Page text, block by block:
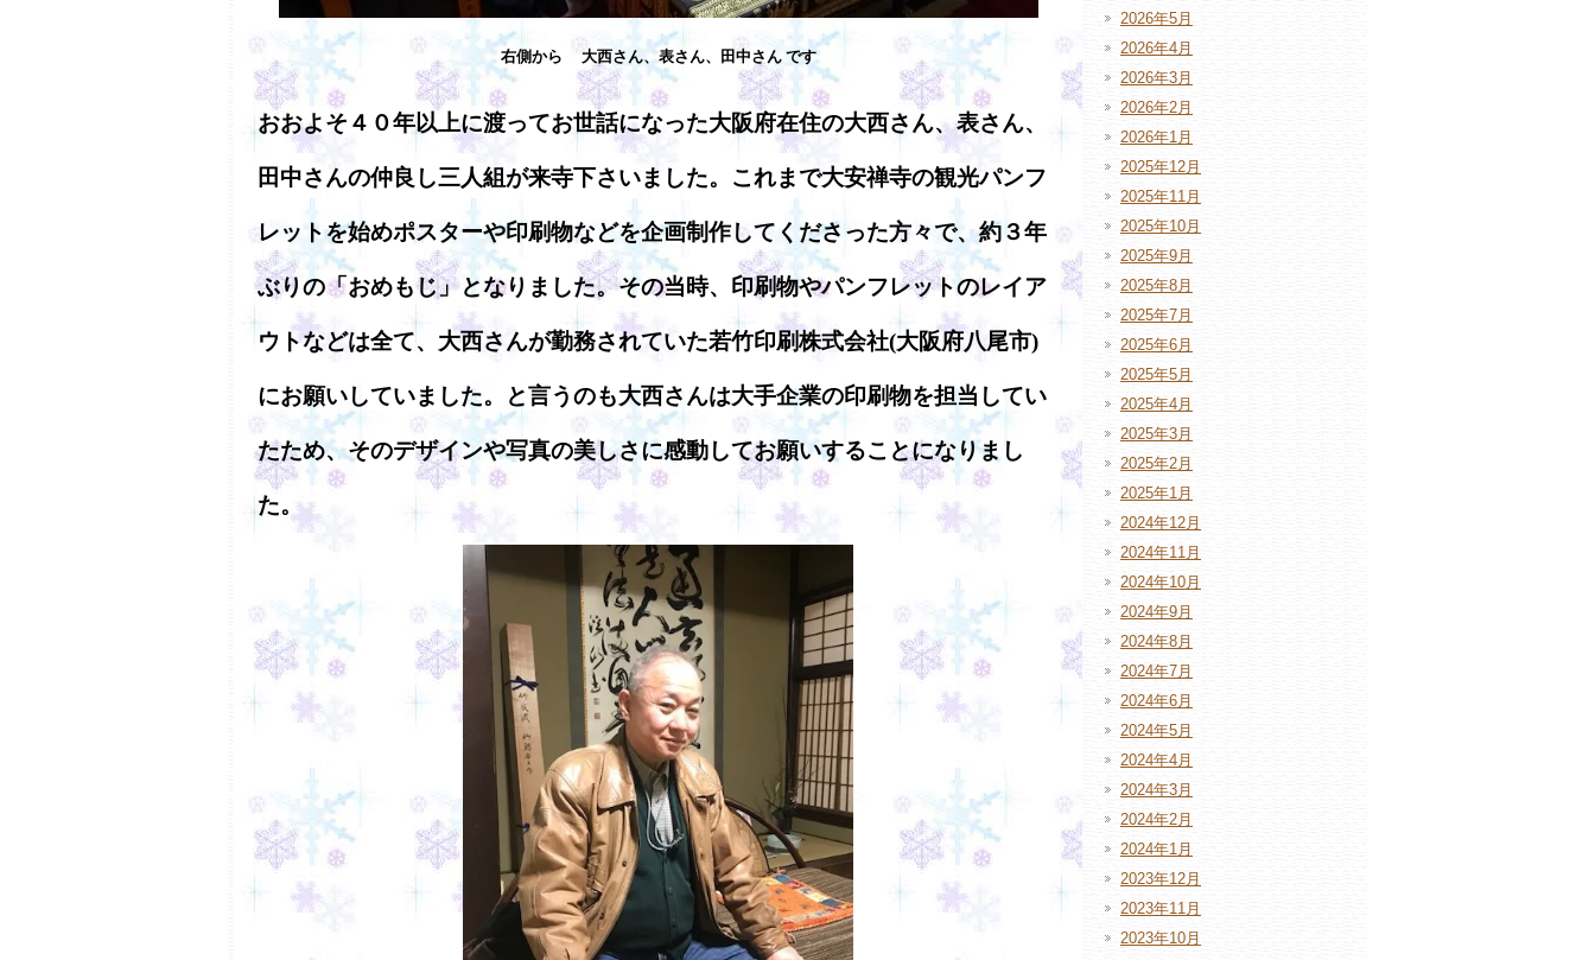
右側から 大西さん、表さん、田中さん です
おおよそ４０年以上に渡ってお世話になった大阪府在住の大西さん、表さん、
田中さんの仲良し三人組が来寺下さいました。これまで大安禅寺の観光パンフ
レットを始めポスターや印刷物などを企画制作してくださった方々で、約３年
ぶりの「おめもじ」となりました。その当時、印刷物やパンフレットのレイア
ウトなどは全て、大西さんが勤務されていた若竹印刷株式会社(大阪府八尾市)
にお願いしていました。と言うのも大西さんは大手企業の印刷物を担当してい
たため、そのデザインや写真の美しさに感動してお願いすることになりまし
た。
2026年5月
2026年4月
2026年3月
2026年2月
2026年1月
2025年12月
2025年11月
2025年10月
2025年9月
2025年8月
2025年7月
2025年6月
2025年5月
2025年4月
2025年3月
2025年2月
2025年1月
2024年12月
2024年11月
2024年10月
2024年9月
2024年8月
2024年7月
2024年6月
2024年5月
2024年4月
2024年3月
2024年2月
2024年1月
2023年12月
2023年11月
2023年10月